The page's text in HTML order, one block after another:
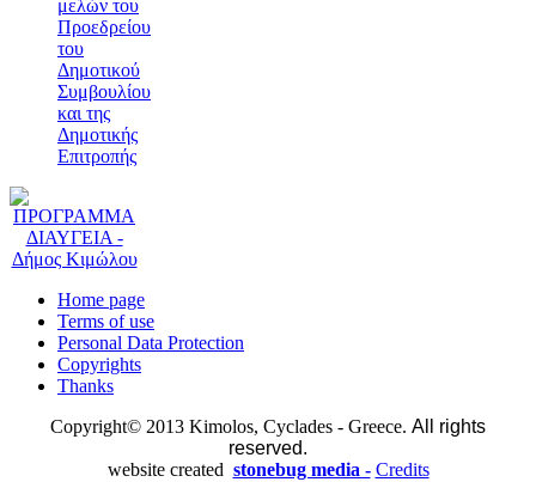
μελών του
Προεδρείου
του
Δημοτικού
Συμβουλίου
και της
Δημοτικής
Επιτροπής
Home page
Terms of use
Personal Data Protection
Copyrights
Thanks
Copyright© 2013 Kimolos, Cyclades - Greece. All rights
reserved.
website created stonebug media - Credits